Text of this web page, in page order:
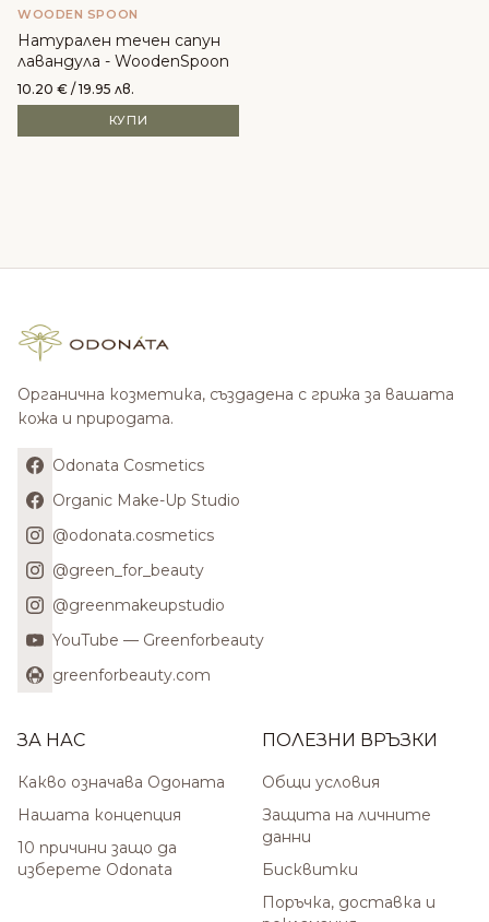
WOODEN SPOON
Натурален течен сапун
лавандула - WoodenSpoon
10.20 € / 19.95 лв.
КУПИ
Органична козметика, създадена с грижа за вашата
кожа и природата.
Odonata Cosmetics
Organic Make-Up Studio
@odonata.cosmetics
@green_for_beauty
@greenmakeupstudio
YouTube — Greenforbeauty
greenforbeauty.com
ЗА НАС
Какво означава Одоната
Нашата концепция
10 причини защо да
изберете Odonata
ПОЛЕЗНИ ВРЪЗКИ
Общи условия
Защита на личните
данни
Бисквитки
Поръчка, доставка и